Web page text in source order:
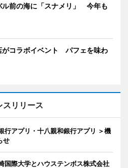
ル前の海に「スナメリ」 今年も
がコラボイベント パフェを味わ
スリリース
行アプリ・十八親和銀行アプリ ＞機
せ
国際大学とハウステンボス株式会社